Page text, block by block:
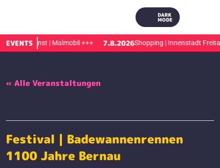
DARK
MODE
EVENTSKunst | Malmobil+++ 7.8.2026Shopping | Innenstadt Freitag
« Alle Veranstaltungen
Festival | Badewannenrennen
1100 Jahre Bernau